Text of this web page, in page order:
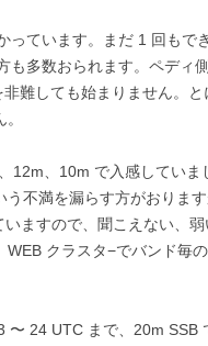
っています。まだ 1 回もで
も多数おられます。ペディ
難しても始まりません。
12m、10m で入感してい
う不満を漏らす方がおりま
ますので、聞こえない、
WEB クラスタ−でバンド毎
〜 24 UTC まで、20m SSB